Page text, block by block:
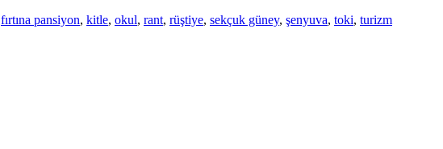
fırtına pansiyon, kitle, okul, rant, rüştiye, sekçuk güney, şenyuva, toki, turizm